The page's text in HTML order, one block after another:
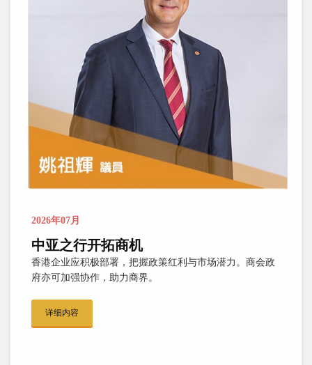
2026年07月
中亚之行开拓商机
香港企业应积极部署，把握政策红利与市场潜力。商会政
府亦可加强协作，助力商界。
详细内容